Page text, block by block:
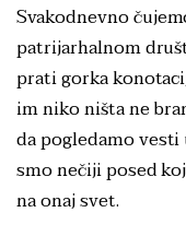
Svakodnevno
patrijarhalnom
prati gorka
im niko ništa ne
da pogledamo
smo nečiji posed
na onaj svet.